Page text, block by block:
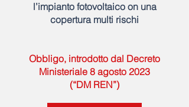
l’impianto fotovoltaico on una
copertura multi rischi
Obbligo, introdotto dal Decreto
Ministeriale 8 agosto 2023
(“DM REN”)